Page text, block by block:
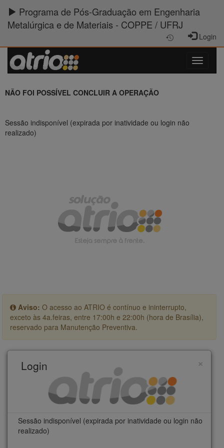
Programa de Pós-Graduação em Engenharia
Metalúrgica e de Materiais - COPPE / UFRJ
Login
NÃO FOI POSSÍVEL CONCLUIR A OPERAÇÃO
Sessão indisponível (expirada por inatividade ou login não
realizado)
Aviso: O acesso ao ATRIO é contínuo e ininterrupto,
exceto às 4a.feiras, entre 17:00h e 22:00h (hora de Brasília),
reservado para Manutenção Preventiva.
×
Login
Sessão indisponível (expirada por inatividade ou login não
realizado)